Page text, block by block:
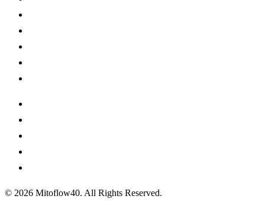
© 2026 Mitoflow40. All Rights Reserved.